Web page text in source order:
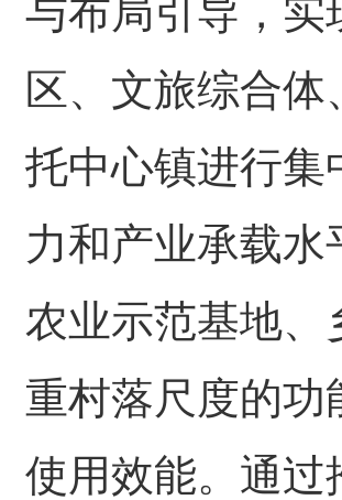
与布局引导，实
区、文旅综合
托中心镇进行集
力和产业承载
农业示范基地、
重村落尺度的
使用效能。通过